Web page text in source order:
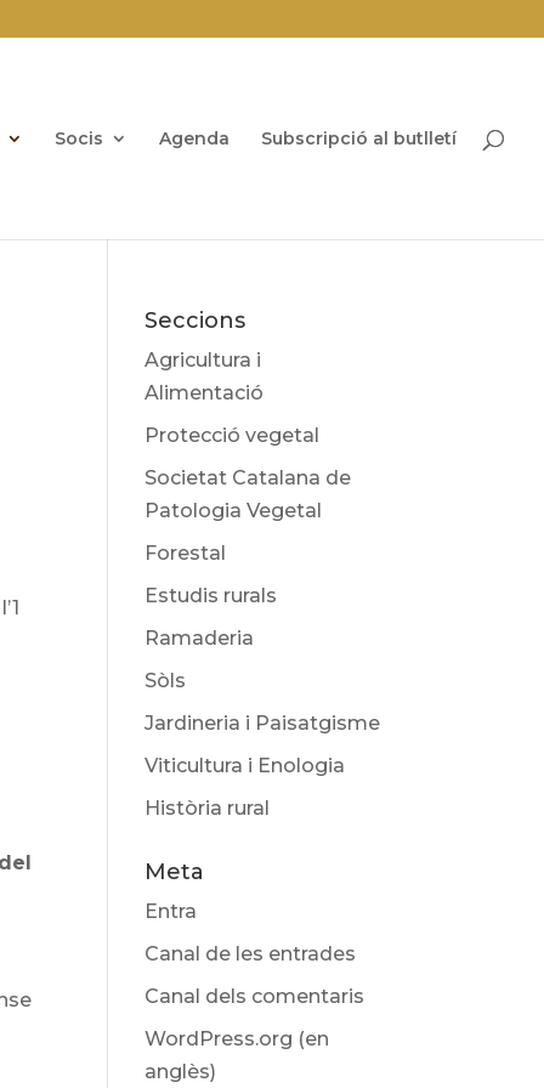
Socis Agenda Subscripció al butlletí
Seccions
Agricultura i
Alimentació
Protecció vegetal
Societat Catalana de
Patologia Vegetal
Forestal
Estudis rurals
Ramaderia
Sòls
Jardineria i Paisatgisme
Viticultura i Enologia
Història rural
Meta
Entra
Canal de les entrades
Canal dels comentaris
WordPress.org (en
anglès)